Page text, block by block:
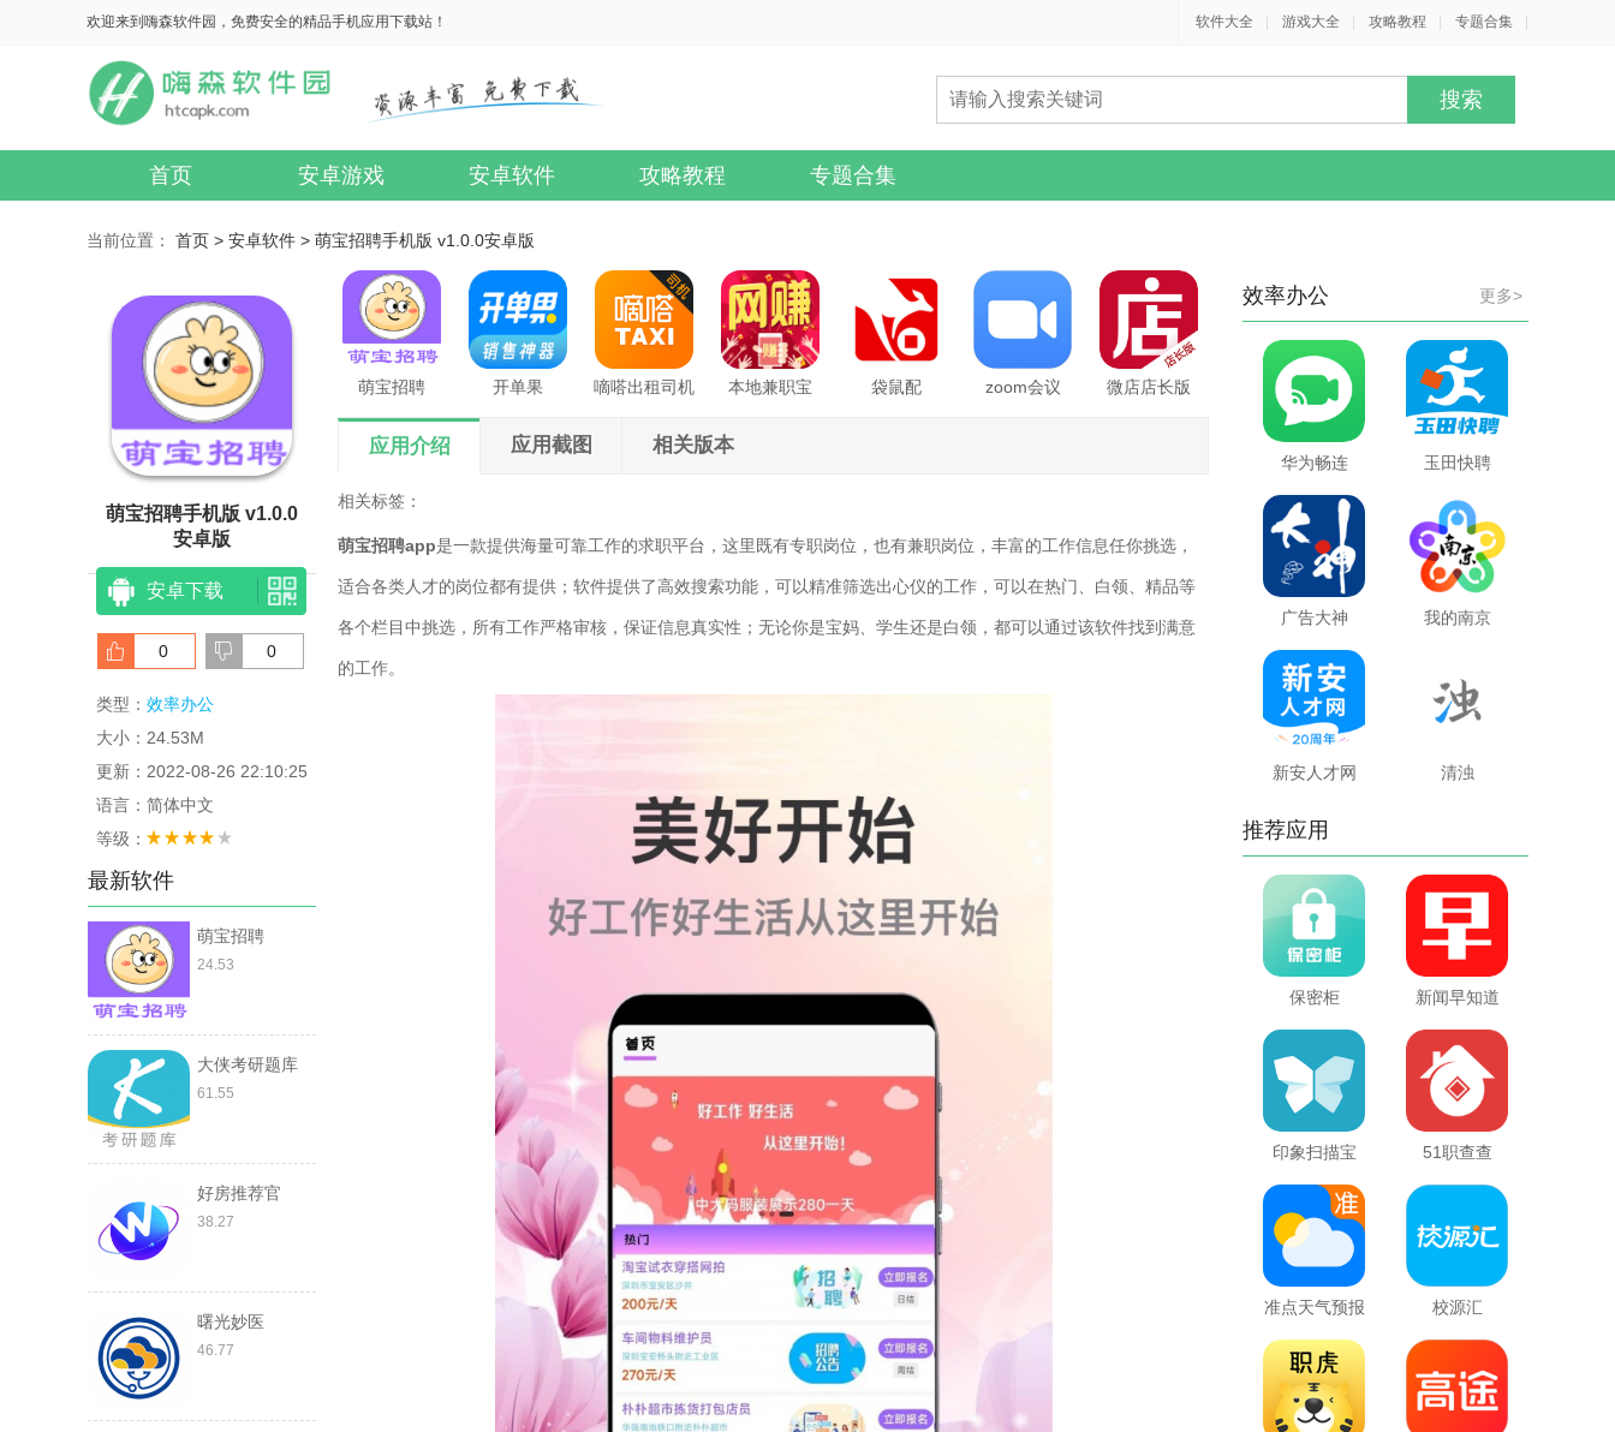
欢迎来到嗨森软件园，免费安全的精品手机应用下载站！ 软件大全 游戏大全 攻略教程 专题合集
首页 安卓游戏 安卓软件 攻略教程 专题合集
当前位置： 首页 > 安卓软件 > 萌宝招聘手机版 v1.0.0安卓版
萌宝招聘手机版 v1.0.0
安卓版
安卓下载
0 0
类型： 效率办公
大小：24.53M
更新：2022-08-26 22:10:25
语言：简体中文
等级：
最新软件
萌宝招聘
24.53
大侠考研题库
61.55
好房推荐官
38.27
曙光妙医
46.77
萌宝招聘 开单果 嘀嗒出租司机 本地兼职宝 袋鼠配 zoom会议 微店店长版
应用介绍 应用截图 相关版本
相关标签：
萌宝招聘app是一款提供海量可靠工作的求职平台，这里既有专职岗位，也有兼职岗位，丰富的工作信息任你挑选，
适合各类人才的岗位都有提供；软件提供了高效搜索功能，可以精准筛选出心仪的工作，可以在热门、白领、精品等
各个栏目中挑选，所有工作严格审核，保证信息真实性；无论你是宝妈、学生还是白领，都可以通过该软件找到满意
的工作。
更多>
效率办公
华为畅连 玉田快聘
广告大神 我的南京
新安人才网 清浊
推荐应用
保密柜 新闻早知道
印象扫描宝 51职查查
准点天气预报 校源汇